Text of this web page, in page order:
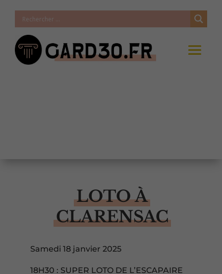
LOTO À
CLARENSAC
Samedi 18 janvier 2025
18H30 : SUPER LOTO DE L’ESCAPAIRE